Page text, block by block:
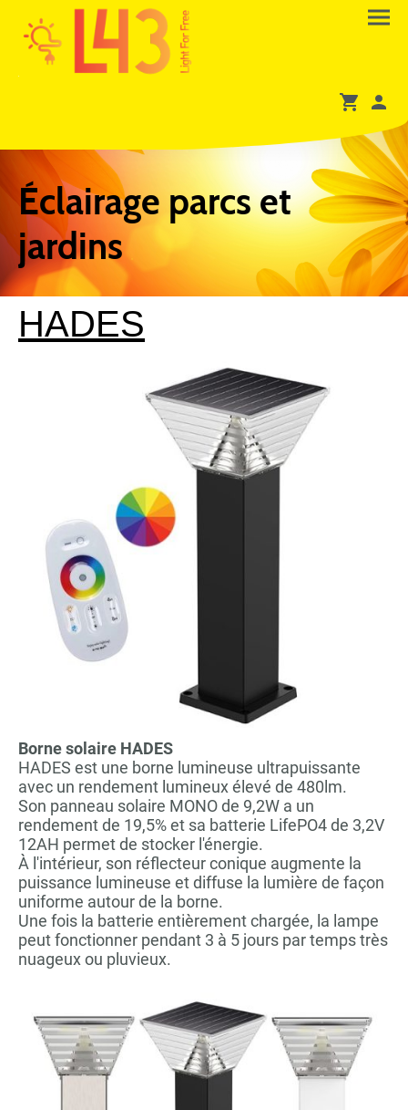
Éclairage parcs et
jardins
HADES
Borne solaire HADES
HADES est une borne lumineuse ultrapuissante
avec un rendement lumineux élevé de 480lm.
Son panneau solaire MONO de 9,2W a un
rendement de 19,5% et sa batterie LifePO4 de 3,2V
12AH permet de stocker l'énergie.
À l'intérieur, son réflecteur conique augmente la
puissance lumineuse et diffuse la lumière de façon
uniforme autour de la borne.
Une fois la batterie entièrement chargée, la lampe
peut fonctionner pendant 3 à 5 jours par temps très
nuageux ou pluvieux.